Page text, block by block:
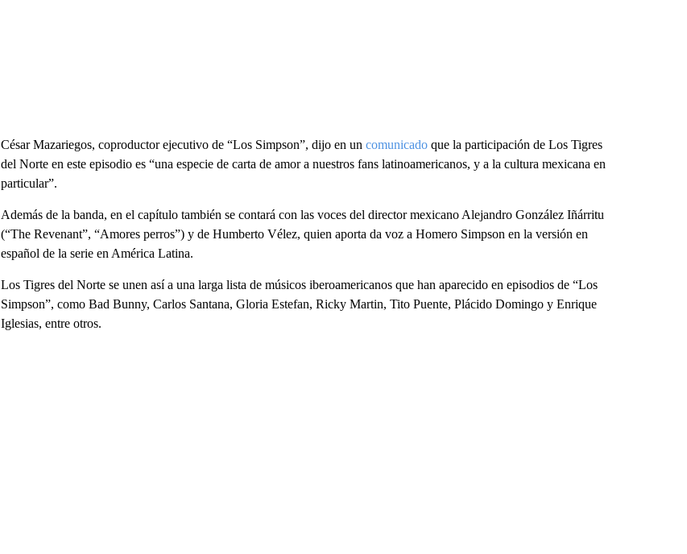
César Mazariegos, coproductor ejecutivo de “Los Simpson”, dijo en un comunicadoque la participación de Los Tigres
del Norte en este episodio es “una especie de carta de amor a nuestros fans latinoamericanos, y a la cultura mexicana en
particular”.
Además de la banda, en el capítulo también se contará con las voces del director mexicano Alejandro González Iñárritu
(“The Revenant”, “Amores perros”) y de Humberto Vélez, quien aporta da voz a Homero Simpson en la versión en
español de la serie en América Latina.
Los Tigres del Norte se unen así a una larga lista de músicos iberoamericanos que han aparecido en episodios de “Los
Simpson”, como Bad Bunny, Carlos Santana, Gloria Estefan, Ricky Martin, Tito Puente, Plácido Domingo y Enrique
Iglesias, entre otros.